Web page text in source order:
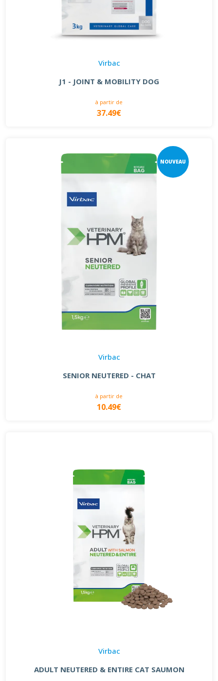
Virbac
J1 - JOINT & MOBILITY DOG
à partir de
37.49€
NOUVEAU
Virbac
SENIOR NEUTERED - CHAT
à partir de
10.49€
Virbac
ADULT NEUTERED & ENTIRE CAT SAUMON